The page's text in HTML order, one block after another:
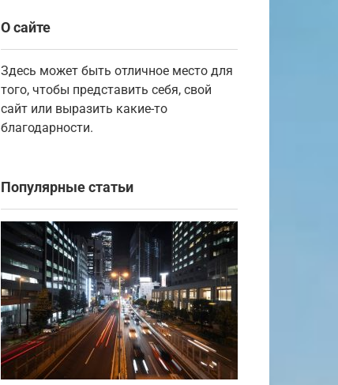
О сайте
Здесь может быть отличное место для
того, чтобы представить себя, свой
сайт или выразить какие-то
благодарности.
Популярные статьи